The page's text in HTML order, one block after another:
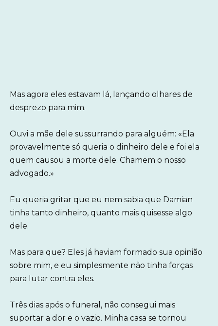
Mas agora eles estavam lá, lançando olhares de
desprezo para mim.
Ouvi a mãe dele sussurrando para alguém: «Ela
provavelmente só queria o dinheiro dele e foi ela
quem causou a morte dele. Chamem o nosso
advogado.»
Eu queria gritar que eu nem sabia que Damian
tinha tanto dinheiro, quanto mais quisesse algo
dele.
Mas para que? Eles já haviam formado sua opinião
sobre mim, e eu simplesmente não tinha forças
para lutar contra eles.
Três dias após o funeral, não consegui mais
suportar a dor e o vazio. Minha casa se tornou